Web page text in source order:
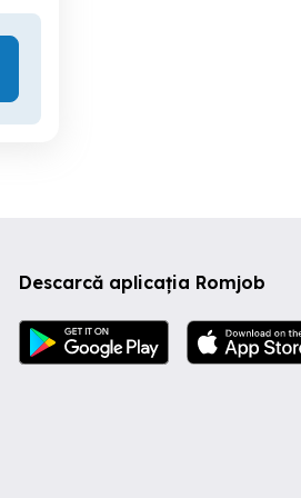
Descarcă aplicația Romjob